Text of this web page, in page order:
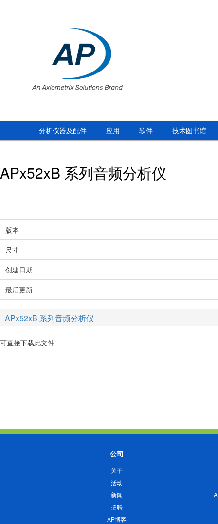
分析仪器及配件 应用 软件 技术图书馆
APx52xB 系列音频分析仪
版本
尺寸
创建日期
最后更新
APx52xB 系列音频分析仪
可直接下载此文件
公司
关于
活动
新闻
招聘
AP博客